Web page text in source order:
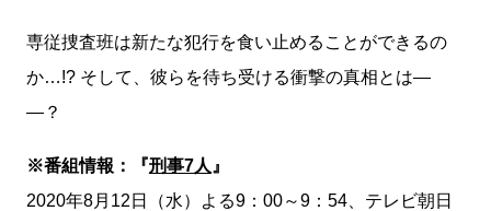
専従捜査班は新たな犯行を食い止めることができるの
か…!? そして、彼らを待ち受ける衝撃の真相とは―
―？
※番組情報：『刑事7人 』
2020年8月12日（水）よる9：00～9：54、テレビ朝日